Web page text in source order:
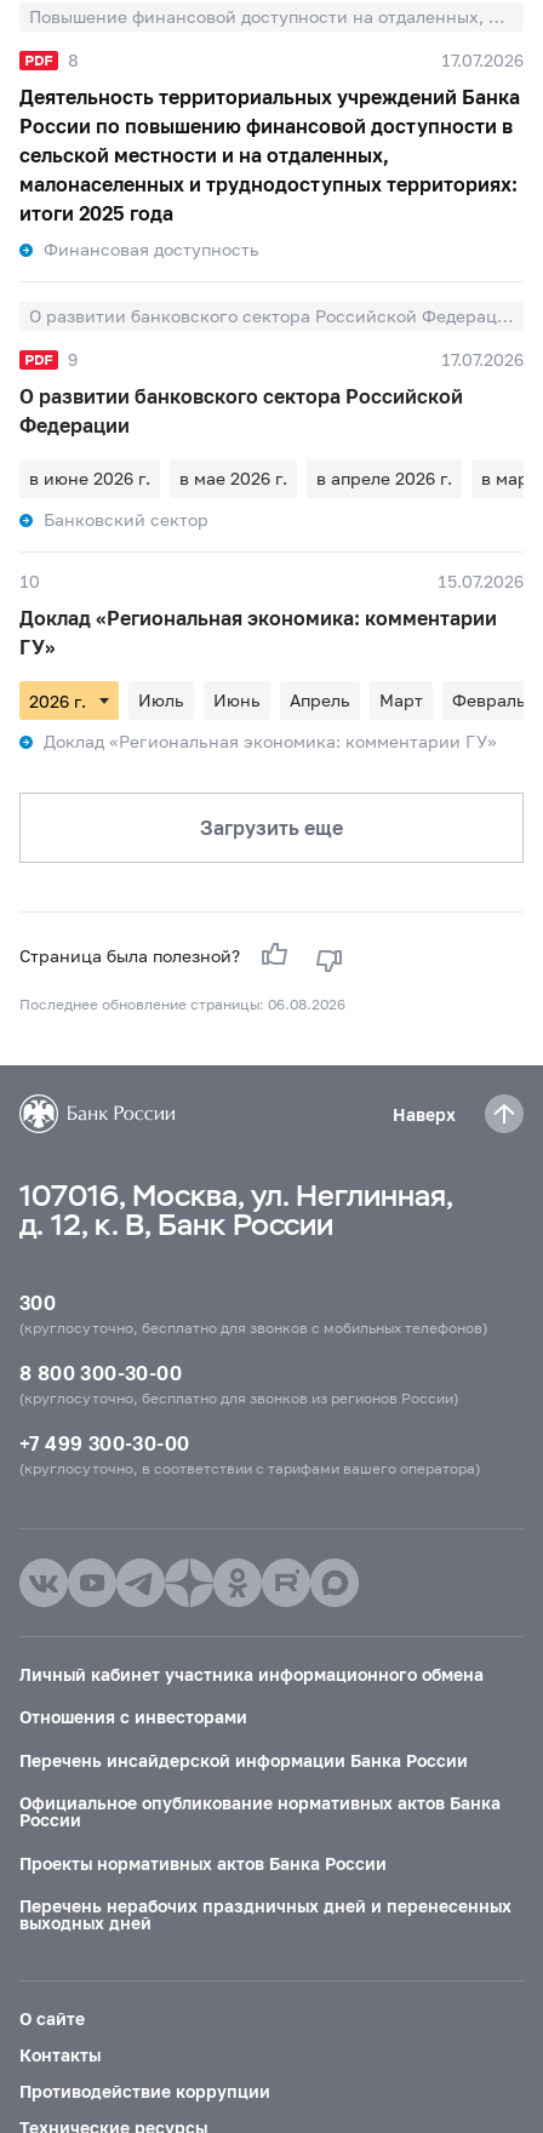
Повышение финансовой доступности на отдаленных, малонаселенных и труднодоступных территориях
8 17.07.2026
Деятельность территориальных учреждений Банка
России по повышению финансовой доступности в
сельской местности и на отдаленных,
малонаселенных и труднодоступных территориях:
итоги 2025 года
Финансовая доступность
О развитии банковского сектора Российской Федерации
9 17.07.2026
О развитии банковского сектора Российской
Федерации
в июне 2026 г. в мае 2026 г. в апреле 2026 г.
в
Банковский сектор
10 15.07.2026
Доклад «Региональная экономика: комментарии
ГУ»
Июль Июнь Апрель Март
Февраль
Доклад «Региональная экономика: комментарии ГУ»
Загрузить еще
Страница была полезной?
Последнее обновление страницы: 06.08.2026
Наверх
107016, Москва, ул. Неглинная,
д. 12, к. В, Банк России
300
(круглосуточно, бесплатно для звонков с мобильных телефонов)
8 800 300-30-00
(круглосуточно, бесплатно для звонков из регионов России)
+7 499 300-30-00
(круглосуточно, в соответствии с тарифами вашего оператора)
Личный кабинет участника информационного обмена
Отношения с инвесторами
Перечень инсайдерской информации Банка России
Официальное опубликование нормативных актов Банка
России
Проекты нормативных актов Банка России
Перечень нерабочих праздничных дней и перенесенных
выходных дней
О сайте
Контакты
Противодействие коррупции
Технические ресурсы